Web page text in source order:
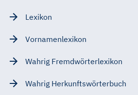
Lexikon
Vornamenlexikon
Wahrig Fremdwörterlexikon
Wahrig Herkunftswörterbuch